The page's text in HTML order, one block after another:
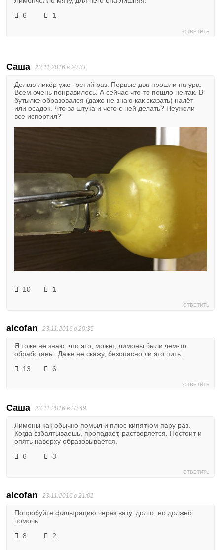
6
1
ОТВЕТИТЬ
Саша 23.11.2016 в 20:31
Делаю ликёр уже третий раз. Первые два прошли на ура.
Всем очень понравилось. А сейчас что-то пошло не так. В
бутылке образовался (даже не знаю как сказать) налёт
или осадок. Что за штука и чего с ней делать? Неужели
все испортил?
10 1
ОТВЕТИТЬ
alcofan 23.11.2016 в 20:35
Я тоже не знаю, что это, может, лимоны были чем-то
обработаны. Даже не скажу, безопасно ли это пить.
13
6
ОТВЕТИТЬ
Саша 23.11.2016 в 20:49
Лимоны как обычно помыл и плюс кипятком пару раз.
Когда взбалтываешь, пропадает, растворяется. Постоит и
опять наверху образовывается.
6
3
ОТВЕТИТЬ
alcofan 23.11.2016 в 21:01
Попробуйте фильтрацию через вату, долго, но должно
помочь.
8
2